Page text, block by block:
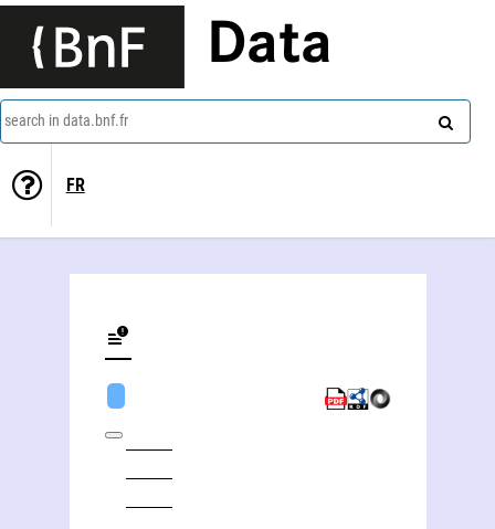
Data
search in data.bnf.fr
FR